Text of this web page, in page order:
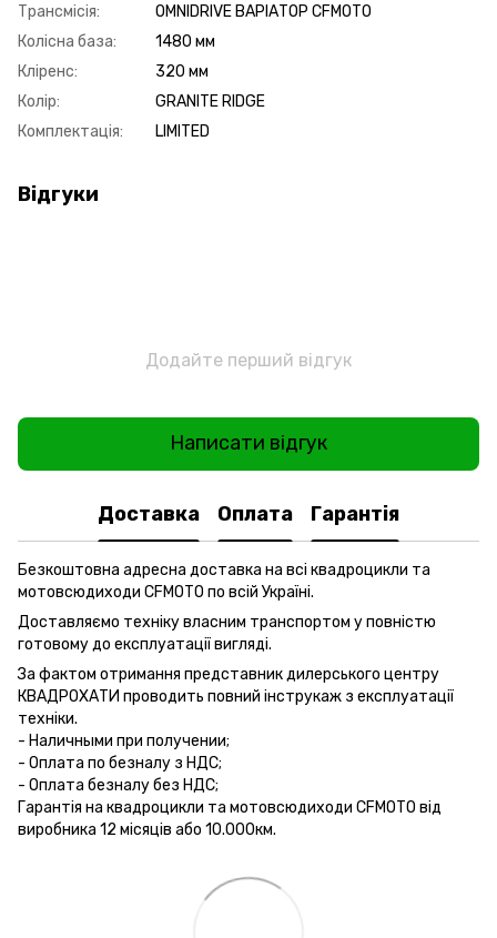
Трансмісія:
OMNIDRIVE ВАРІАТОР CFMOTO
Колісна база:
1480 мм
Кліренс:
320 мм
Колір:
GRANITE RIDGE
Комплектація:
LIMITED
Відгуки
Додайте перший відгук
Написати відгук
Доставка Оплата Гарантія
Безкоштовна адресна доставка на всі квадроцикли та
мотовсюдиходи CFMOTO по всій Україні.
Доставляємо техніку власним транспортом у повністю
готовому до експлуатації вигляді.
За фактом отримання представник дилерського центру
КВАДРОХАТИ проводить повний інструкаж з експлуатації
техніки.
- Наличными при получении;
- Оплата по безналу з НДС;
- Оплата безналу без НДС;
Гарантія на квадроцикли та мотовсюдиходи CFMOTO від
виробника 12 місяців або 10.000км.